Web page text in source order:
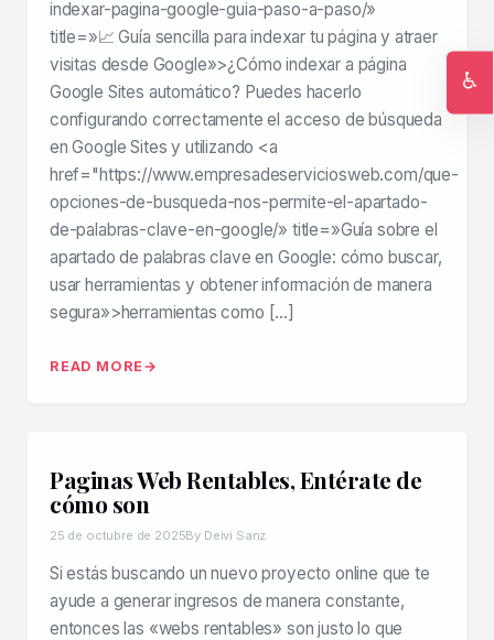
indexar-pagina-google-guia-paso-a-paso/»
title=»📈 Guía sencilla para indexar tu página y atraer
visitas desde Google»>¿Cómo indexar a página
Google Sites automático? Puedes hacerlo
configurando correctamente el acceso de búsqueda
en Google Sites y utilizando <a
href="https://www.empresadeserviciosweb.com/que-
opciones-de-busqueda-nos-permite-el-apartado-
de-palabras-clave-en-google/» title=»Guía sobre el
apartado de palabras clave en Google: cómo buscar,
usar herramientas y obtener información de manera
segura»>herramientas como […]
READ MORE
Paginas Web Rentables, Entérate de
cómo son
25 de octubre de 2025By Deivi Sanz
Si estás buscando un nuevo proyecto online que te
ayude a generar ingresos de manera constante,
entonces las «webs rentables» son justo lo que
♿